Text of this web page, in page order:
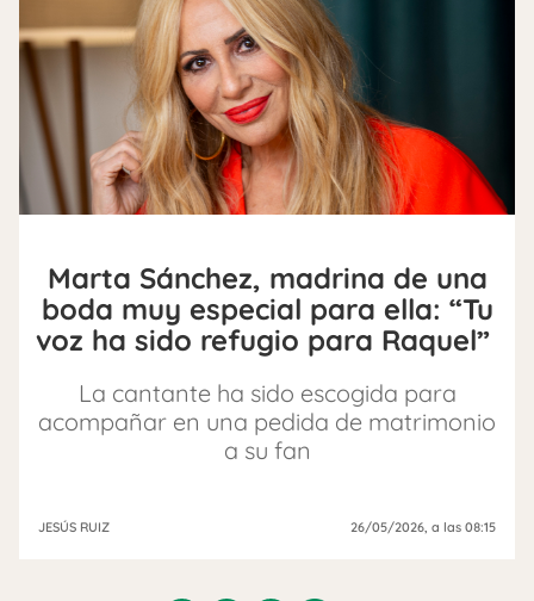
Marta Sánchez, madrina de una
boda muy especial para ella: ⁠“Tu
voz ha sido refugio para Raquel”
La cantante ha sido escogida para
acompañar en una pedida de matrimonio
a su fan
JESÚS RUIZ 26/05/2026, a las 08:15